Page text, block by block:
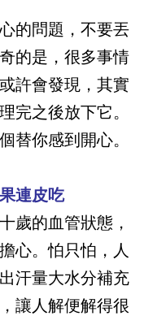
的問題，不要丟
的是，很多事情
許會發現，其實
完之後放下它。
替你感到開心。
連皮吃
歲的血管狀態，
心。怕只怕，人
汗量大水分補充
讓人解便解得很